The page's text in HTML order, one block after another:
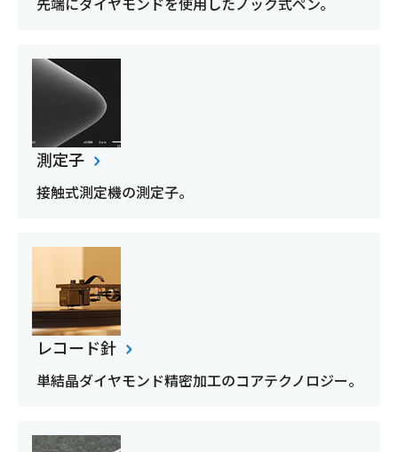
測定子
接触式測定機の測定子。
レコード針
単結晶ダイヤモンド精密加工のコアテクノロジー。